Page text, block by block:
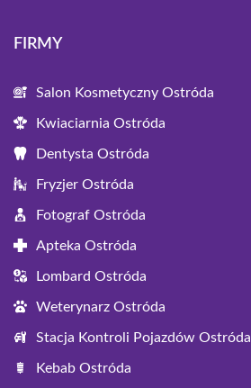
FIRMY
Salon Kosmetyczny Ostróda
Kwiaciarnia Ostróda
Dentysta Ostróda
Fryzjer Ostróda
Fotograf Ostróda
Apteka Ostróda
Lombard Ostróda
Weterynarz Ostróda
Stacja Kontroli Pojazdów Ostróda
Kebab Ostróda